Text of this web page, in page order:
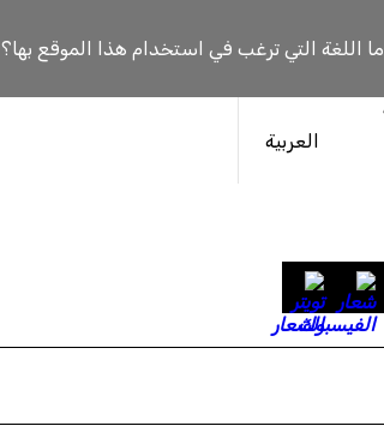
ما اللغة التي ترغب في استخدام هذا الموقع بها؟
العربية